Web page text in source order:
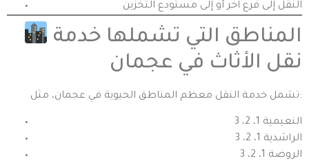
النقل إلى فرع آخر أو إلى مستودع التخزين
نقل الأثاث في عجمان
تشمل خدمة النقل معظم المناطق الحيوية في عجمان، مثل:
النعيمية 1، 2، 3
الراشدية 1، 2، 3
الروضة 1، 2، 3